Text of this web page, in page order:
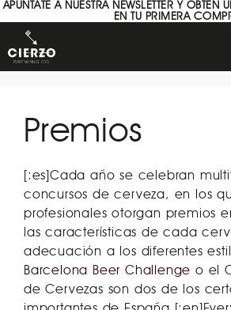
APÚNTATE A NUESTRA NEWSLETTER Y
EN TU PRIMERA
Premios
[:es]Cada año se celebran
concursos de cerveza, en los
profesionales otorgan premios
las características de cada
adecuación a los diferentes
Barcelona Beer Challenge o el
de Cervezas son dos de los